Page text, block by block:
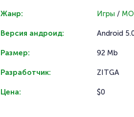
Жанр:
Версия андроид:
Размер:
Разработчик:
Цена:
Игры /
Android
92 Mb
ZITGA
$0